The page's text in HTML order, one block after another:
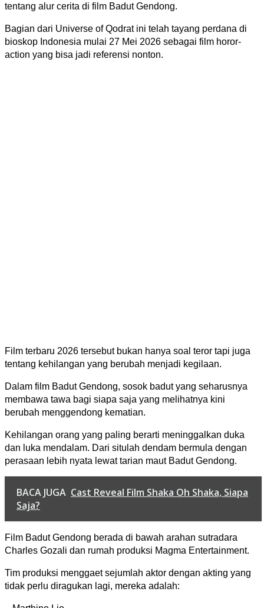
tentang alur cerita di film Badut Gendong.
Bagian dari Universe of Qodrat ini telah tayang perdana di
bioskop Indonesia mulai 27 Mei 2026 sebagai film horor-
action yang bisa jadi referensi nonton.
Film terbaru 2026 tersebut bukan hanya soal teror tapi juga
tentang kehilangan yang berubah menjadi kegilaan.
Dalam film Badut Gendong, sosok badut yang seharusnya
membawa tawa bagi siapa saja yang melihatnya kini
berubah menggendong kematian.
Kehilangan orang yang paling berarti meninggalkan duka
dan luka mendalam. Dari situlah dendam bermula dengan
perasaan lebih nyata lewat tarian maut Badut Gendong.
BACA JUGA Cast Reveal Film Shaka Oh Shaka, Siapa
Saja?
Film Badut Gendong berada di bawah arahan sutradara
Charles Gozali dan rumah produksi Magma Entertainment.
Tim produksi menggaet sejumlah aktor dengan akting yang
tidak perlu diragukan lagi, mereka adalah: